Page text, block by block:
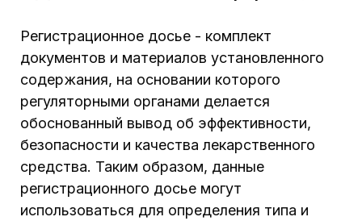
Регистрационное досье - комплект
документов и материалов установленного
содержания, на основании которого
регуляторными органами делается
обоснованный вывод об эффективности,
безопасности и качества лекарственного
средства. Таким образом, данные
регистрационного досье могут
использоваться для определения типа и